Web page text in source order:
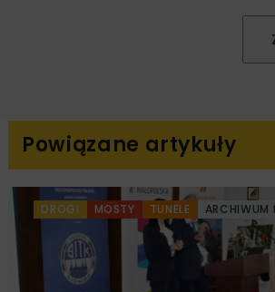
Powiązane artykuły
DROGI MOSTY TUNELE ARCHIWUM